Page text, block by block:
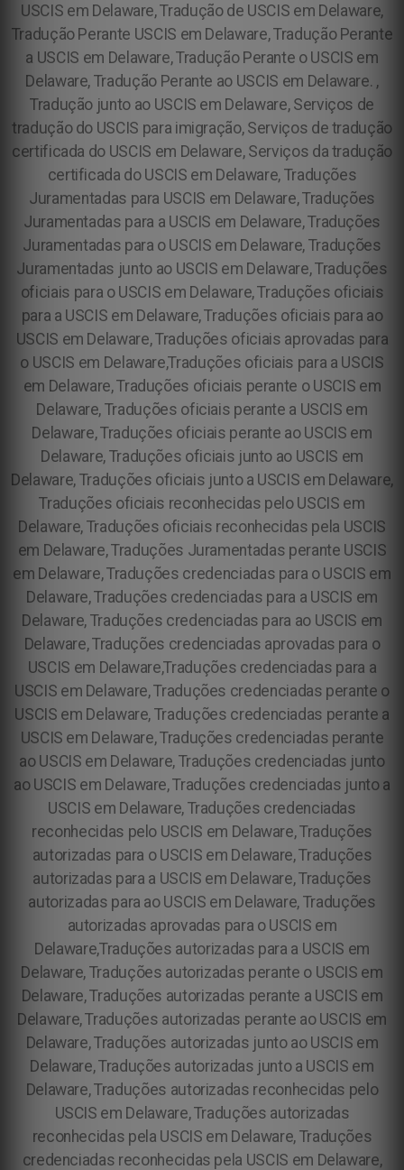
USCIS em Delaware, Tradução de USCIS em Delaware,
Tradução Perante USCIS em Delaware, Tradução Perante
a USCIS em Delaware, Tradução Perante o USCIS em
Delaware, Tradução Perante ao USCIS em Delaware. ,
Tradução junto ao USCIS em Delaware, Serviços de
tradução do USCIS para imigração, Serviços de tradução
certificada do USCIS em Delaware, Serviços da tradução
certificada do USCIS em Delaware, Traduções
Juramentadas para USCIS em Delaware, Traduções
Juramentadas para a USCIS em Delaware, Traduções
Juramentadas para o USCIS em Delaware, Traduções
Juramentadas junto ao USCIS em Delaware, Traduções
oficiais para o USCIS em Delaware, Traduções oficiais
para a USCIS em Delaware, Traduções oficiais para ao
USCIS em Delaware, Traduções oficiais aprovadas para
o USCIS em Delaware,Traduções oficiais para a USCIS
em Delaware, Traduções oficiais perante o USCIS em
Delaware, Traduções oficiais perante a USCIS em
Delaware, Traduções oficiais perante ao USCIS em
Delaware, Traduções oficiais junto ao USCIS em
Delaware, Traduções oficiais junto a USCIS em Delaware,
Traduções oficiais reconhecidas pelo USCIS em
Delaware, Traduções oficiais reconhecidas pela USCIS
em Delaware, Traduções Juramentadas perante USCIS
em Delaware, Traduções credenciadas para o USCIS em
Delaware, Traduções credenciadas para a USCIS em
Delaware, Traduções credenciadas para ao USCIS em
Delaware, Traduções credenciadas aprovadas para o
USCIS em Delaware,Traduções credenciadas para a
USCIS em Delaware, Traduções credenciadas perante o
USCIS em Delaware, Traduções credenciadas perante a
USCIS em Delaware, Traduções credenciadas perante
ao USCIS em Delaware, Traduções credenciadas junto
ao USCIS em Delaware, Traduções credenciadas junto a
USCIS em Delaware, Traduções credenciadas
reconhecidas pelo USCIS em Delaware, Traduções
autorizadas para o USCIS em Delaware, Traduções
autorizadas para a USCIS em Delaware, Traduções
autorizadas para ao USCIS em Delaware, Traduções
autorizadas aprovadas para o USCIS em
Delaware,Traduções autorizadas para a USCIS em
Delaware, Traduções autorizadas perante o USCIS em
Delaware, Traduções autorizadas perante a USCIS em
Delaware, Traduções autorizadas perante ao USCIS em
Delaware, Traduções autorizadas junto ao USCIS em
Delaware, Traduções autorizadas junto a USCIS em
Delaware, Traduções autorizadas reconhecidas pelo
USCIS em Delaware, Traduções autorizadas
reconhecidas pela USCIS em Delaware, Traduções
credenciadas reconhecidas pela USCIS em Delaware,